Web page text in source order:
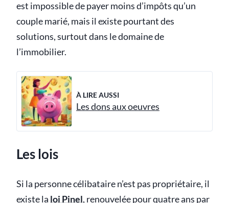
est impossible de payer moins d’impôts qu’un
couple marié, mais il existe pourtant des
solutions, surtout dans le domaine de
l’immobilier.
À LIRE AUSSI
Les dons aux oeuvres
Les lois
Si la personne célibataire n’est pas propriétaire, il
existe la loi Pinel, renouvelée pour quatre ans par